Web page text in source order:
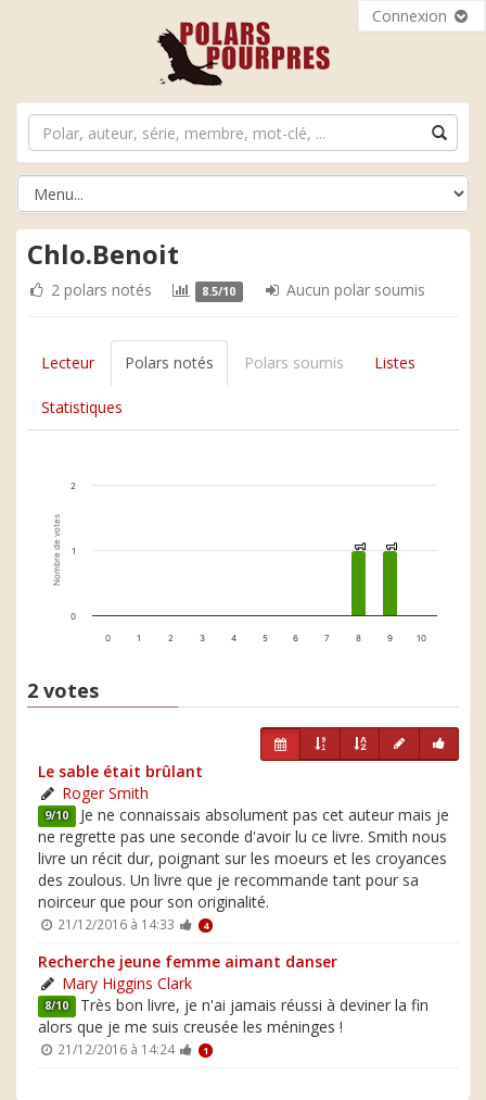
Connexion
Chlo.Benoit
2 polars notés 8.5/10 Aucun polar soumis
Lecteur Polars notés Polars soumis Listes
Statistiques
Nombre de votes 1
1 1
1
0 1 2 3 4 5 6 7 8 9 10
0
1
2
2 votes
Le sable était brûlant
Roger Smith
9/10 Je ne connaissais absolument pas cet auteur mais je
ne regrette pas une seconde d'avoir lu ce livre. Smith nous
livre un récit dur, poignant sur les moeurs et les croyances
des zoulous. Un livre que je recommande tant pour sa
noirceur que pour son originalité.
21/12/2016 à 14:33 4
Recherche jeune femme aimant danser
Mary Higgins Clark
8/10 Très bon livre, je n'ai jamais réussi à deviner la fin
alors que je me suis creusée les méninges !
21/12/2016 à 14:24 1